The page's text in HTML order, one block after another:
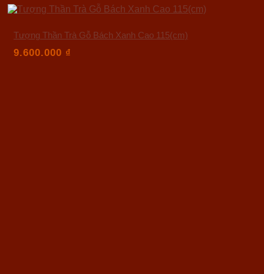
Tượng Thần Trà Gỗ Bách Xanh Cao 115(cm)
9.600.000 ₫